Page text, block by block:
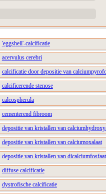
'eggshell'-calcificatie
acervulus cerebri
calcificatie door depositie van
calcificerende stenose
calcospherula
cementerend fibroom
depositie van kristallen van
depositie van kristallen van calciumoxalaat
depositie van kristallen van dicalciumfosfaat
diffuse calcificatie
dystrofische calcificatie